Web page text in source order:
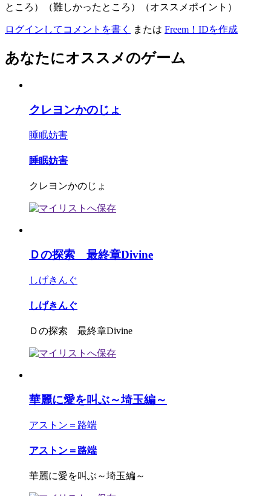
ところ）（難しかったところ）（オススメポイント）
ログインしてコメントを書く または Freem！IDを作成
あなたにオススメのゲーム
クレヨンかのじょ
睡眠妨害
睡眠妨害
クレヨンかのじょ
Ｄの探索 最終章Divine
しげきんぐ
しげきんぐ
Ｄの探索 最終章Divine
華麗に愛を叫ぶ～埼玉編～
アストン＝路端
アストン＝路端
華麗に愛を叫ぶ～埼玉編～